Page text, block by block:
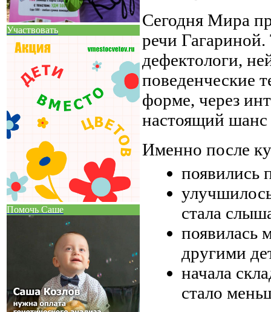
Участвовать
Помочь Саше
Сегодня Мира
речи
дефектологи,
поведенческие
форме, через
настоящий шанс
Именно после
появились
стала
появилась
другими
начала
стало